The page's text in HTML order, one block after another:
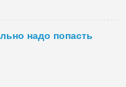
надо попасть